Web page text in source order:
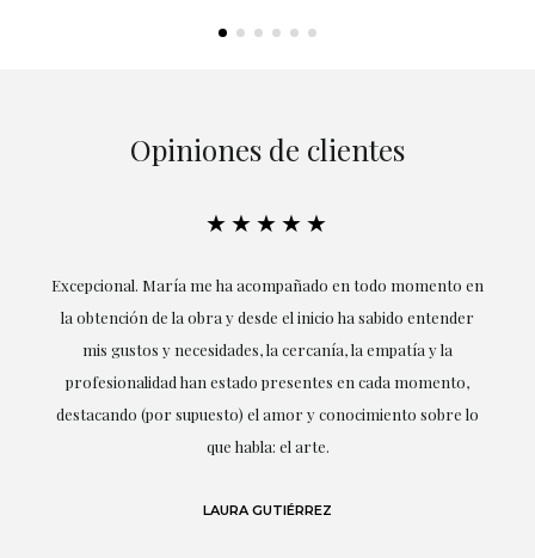
Opiniones de clientes
acompañado en todo momento en
desde el inicio ha sabido entender
la cercanía, la empatía y la
presentes en cada momento,
el amor y conocimiento sobre lo
Excelente experiencia en
instalaciones estaban
perfectamente
ETHAN